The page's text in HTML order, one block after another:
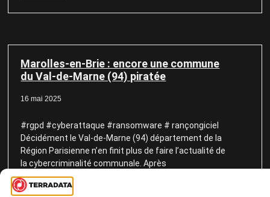
Marolles-en-Brie : encore une commune
du Val-de-Marne (94) piratée
16 mai 2025
#rgpd #cyberattaque #ransomware # rançongiciel
Décidément le Val-de-Marne (94) département de la
Région Parisienne n’en finit plus de faire l’actualité de
la cybercriminalité communale. Après
Read more >